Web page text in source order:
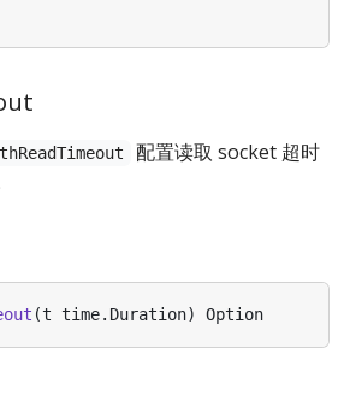
配置读取 socket 超时
(t time. Duration) Option